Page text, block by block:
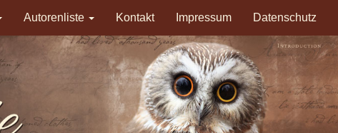
Autorenliste Kontakt Impressum Datenschutz